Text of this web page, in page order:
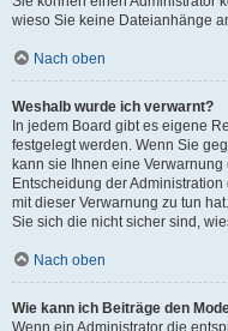
wieso Sie keine Dateianhänge
Nach oben
Weshalb wurde ich verwarnt?
In jedem Board gibt es eigene
festgelegt werden. Wenn Sie
kann sie Ihnen eine
Entscheidung der
mit dieser Verwarnung zu tun
Sie sich die nicht sicher sind,
Nach oben
Wie kann ich Beiträge den
Wenn ein Administrator die